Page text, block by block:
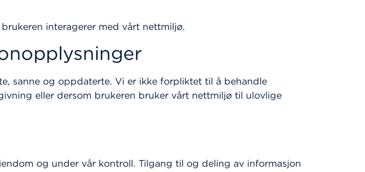
interagerer med vårt nettmiljø.
sanne og oppdaterte. Vi er ikke forpliktet til å behandle
eller dersom brukeren bruker vårt nettmiljø til ulovlige
og under vår kontroll. Tilgang til og deling av informasjon